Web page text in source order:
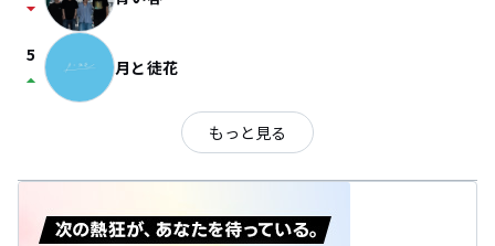
arrow_drop_down
5
arrow_drop_up 月と徒花
もっと見る